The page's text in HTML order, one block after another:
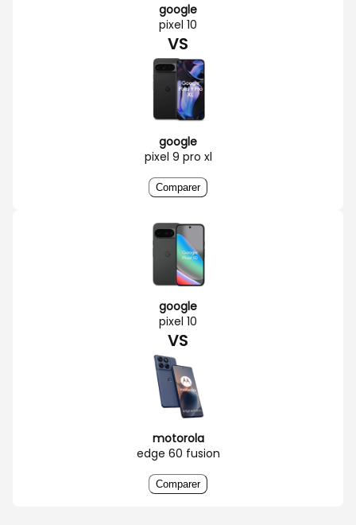
google
pixel 10
VS
google
pixel 9 pro xl
Comparer
google
pixel 10
VS
motorola
edge 60 fusion
Comparer